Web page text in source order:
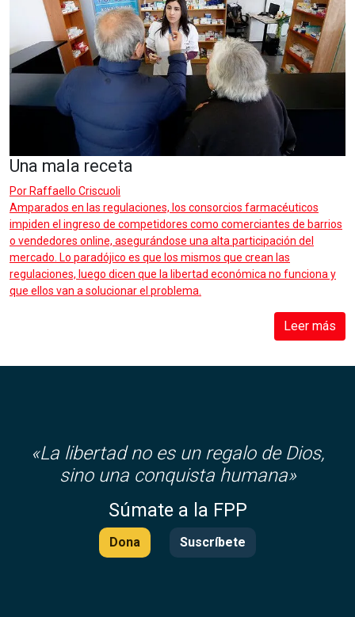
Una mala receta
PorRaffaello Criscuoli
Amparados en las regulaciones, los consorcios farmacéuticos
impiden el ingreso de competidores como comerciantes de barrios
o vendedores online, asegurándose una alta participación del
mercado. Lo paradójico es que los mismos que crean las
regulaciones, luego dicen que la libertad económica no funciona y
que ellos van a solucionar el problema.
Leer más
«La libertad no es un regalo de Dios,
sino una conquista humana»
Súmate a la FPP
Dona Suscríbete